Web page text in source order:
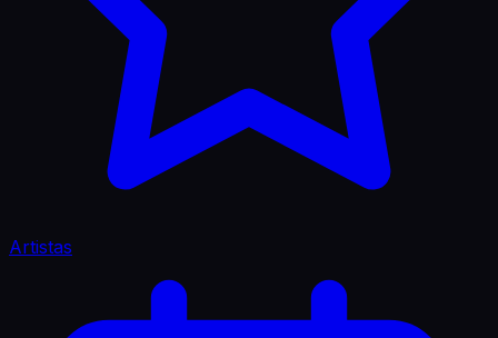
Artistas